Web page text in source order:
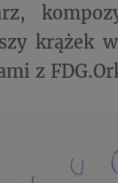
krążek
z